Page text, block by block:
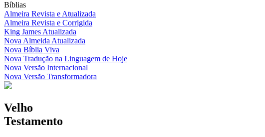
Bíblias
Almeira Revista e Atualizada
Almeira Revista e Corrigida
King James Atualizada
Nova Almeida Atualizada
Nova Bíblia Viva
Nova Tradução na Linguagem de Hoje
Nova Versão Internacional
Nova Versão Transformadora
Velho
Testamento